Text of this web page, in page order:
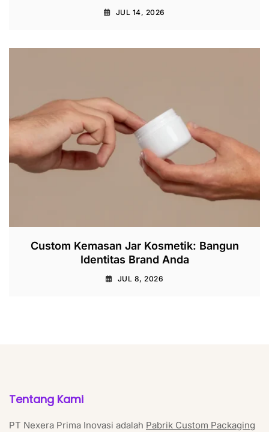
JUL 14, 2026
Custom Kemasan Jar Kosmetik: Bangun
Identitas Brand Anda
JUL 8, 2026
Tentang Kami
PT Nexera Prima Inovasi adalah Pabrik Custom Packaging